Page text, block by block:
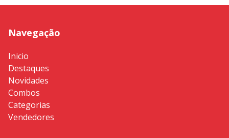
Navegação
Inicio
Destaques
Novidades
Combos
Categorias
Vendedores